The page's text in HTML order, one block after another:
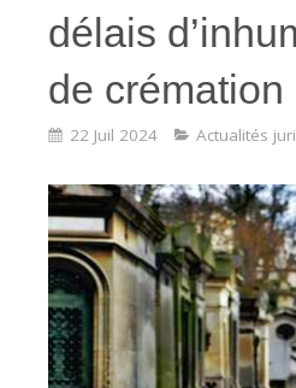
délais
de crémation
22 Juil 2024 Actualités